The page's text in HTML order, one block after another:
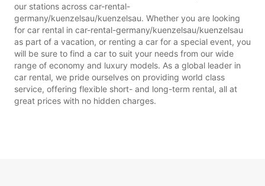
our stations across car-rental-
germany/kuenzelsau/kuenzelsau. Whether you are looking
for car rental in car-rental-germany/kuenzelsau/kuenzelsau
as part of a vacation, or renting a car for a special event, you
will be sure to find a car to suit your needs from our wide
range of economy and luxury models. As a global leader in
car rental, we pride ourselves on providing world class
service, offering flexible short- and long-term rental, all at
great prices with no hidden charges.